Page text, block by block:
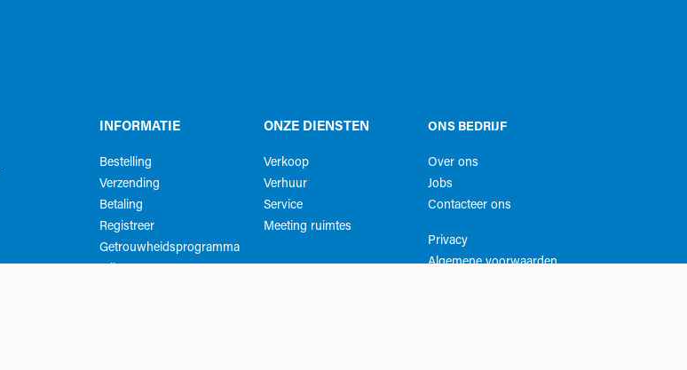
INFORMATIE
Bestelling
Verzending
Betaling
Registreer
Getrouwheidsprogramma
ONZE DIENSTEN
Verkoop
Verhuur
Service
Meeting ruimtes
ONS BEDRIJF
Over ons
Jobs
Contacteer ons
Privacy
Algemene voorwaarden​